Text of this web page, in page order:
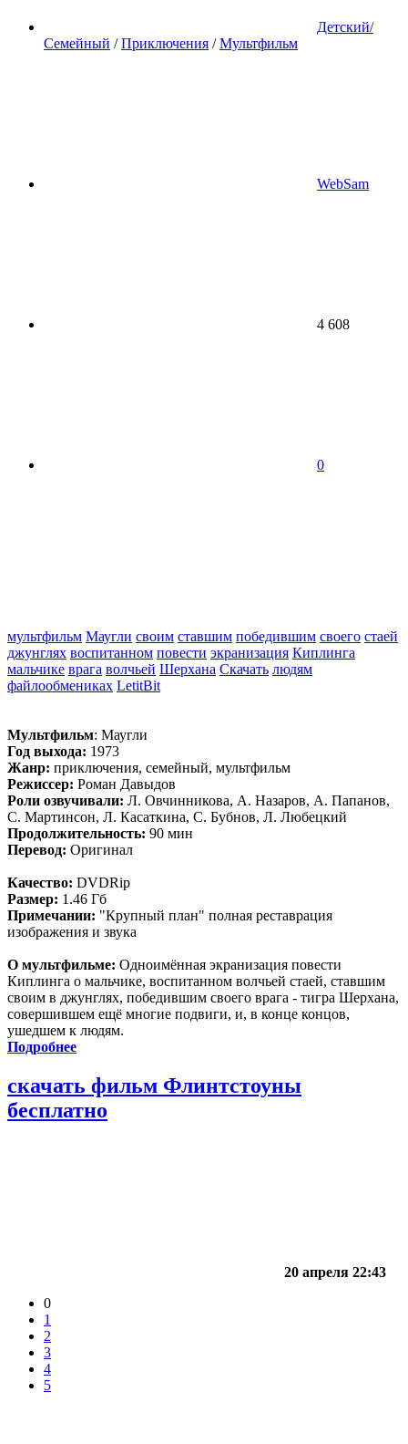
Детский/
Семейный /Приключения /Мультфильм
WebSam
4 608
0
мультфильм Маугли своим ставшим победившим своего стаей
джунглях воспитанном повести экранизация Киплинга
мальчике врага волчьей Шерхана Скачать людям
файлообмениках LetitBit
Мультфильм: Маугли
Год выхода: 1973
Жанр: приключения, семейный, мультфильм
Режиссер: Роман Давыдов
Роли озвучивали: Л. Овчинникова, А. Назаров, А. Папанов,
С. Мартинсон, Л. Касаткина, С. Бубнов, Л. Любецкий
Продолжительность: 90 мин
Перевод: Оригинал
Качество: DVDRip
Размер: 1.46 Гб
Примечании: "Крупный план" полная реставрация
изображения и звука
О мультфильме: Одноимённая экранизация повести
Киплинга о мальчике, воспитанном волчьей стаей, ставшим
своим в джунглях, победившим своего врага - тигра Шерхана,
совершившем ещё многие подвиги, и, в конце концов,
ушедшем к людям.
Подробнее
скачать фильм Флинтстоуны
бесплатно
20 апреля 22:43
0
1
2
3
4
5